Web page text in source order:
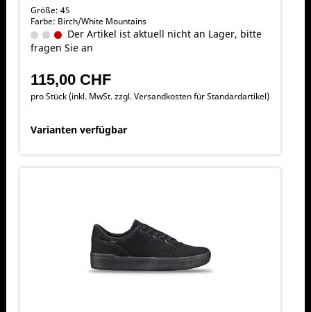
Größe: 45
Farbe: Birch/White Mountains
Der Artikel ist aktuell nicht an Lager, bitte
fragen Sie an
115,00 CHF
pro Stück (inkl. MwSt. zzgl.Versandkosten für Standardartikel)
Varianten verfügbar